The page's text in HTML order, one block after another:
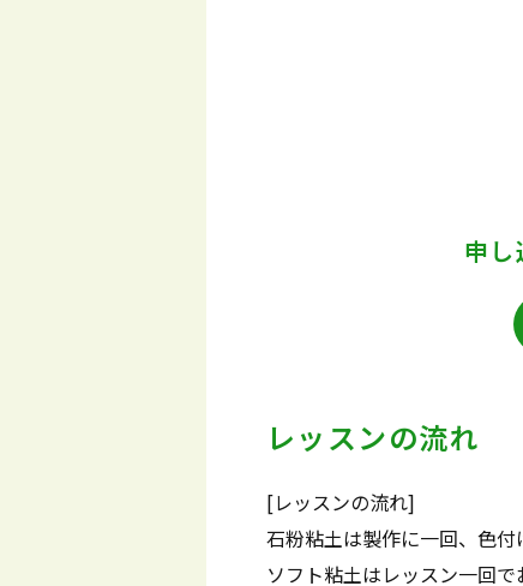
申し
レッスンの流れ
[レッスンの流れ]
石粉粘土は製作に一回、色付
ソフト粘土はレッスン一回で